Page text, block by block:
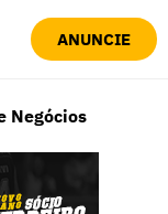
ANUNCIE
Negócios